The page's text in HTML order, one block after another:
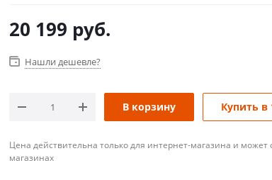
20 199 руб.
Нашли дешевле?
В корзину Купить в
Цена действительна только для интернет-магазина и может
магазинах